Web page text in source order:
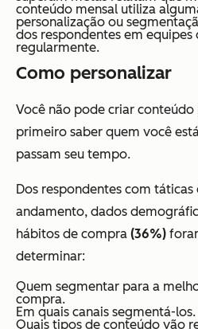
conteúdo mensal utiliza
personalização ou
dos respondentes em
regularmente.
Como personalizar
Você não pode criar conteúdo
primeiro saber quem você
passam seu tempo.
Dos respondentes com
andamento, dados
hábitos de compra (36%)
determinar:
Quem segmentar para a
compra.
Em quais canais segmentá-los.
Quais tipos de conteúdo vão